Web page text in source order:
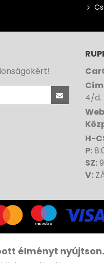
4/d.
H-
P:
SZ:
V:
élményt nyújtson.